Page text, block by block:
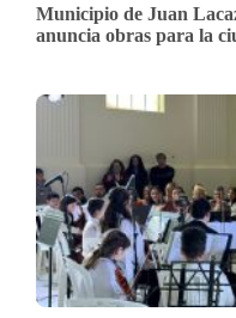
Municipio de Juan
anuncia obras para la